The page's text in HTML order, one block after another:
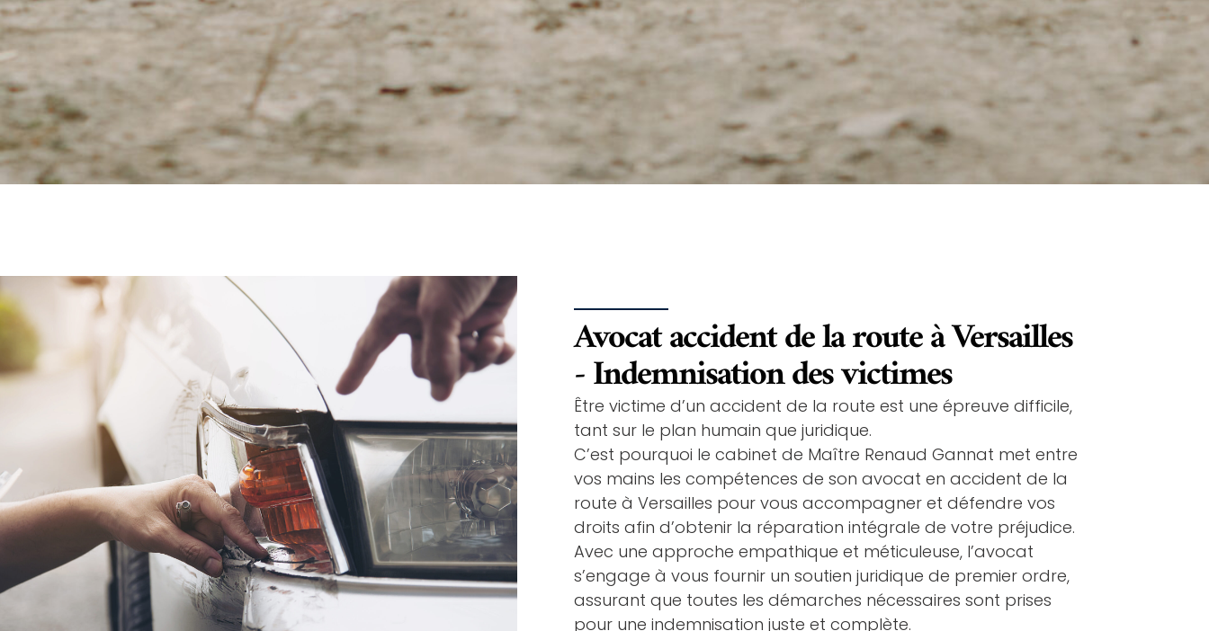
Avocat accident de la route à Versailles
- Indemnisation des victimes
Être victime d’un accident de la route est une épreuve difficile,
tant sur le plan humain que juridique.
C’est pourquoi le cabinet de Maître Renaud Gannat met entre
vos mains les compétences de son avocat en accident de la
route à Versailles pour vous accompagner et défendre vos
droits afin d’obtenir la réparation intégrale de votre préjudice.
Avec une approche empathique et méticuleuse, l’avocat
s’engage à vous fournir un soutien juridique de premier ordre,
assurant que toutes les démarches nécessaires sont prises
pour une indemnisation juste et complète.